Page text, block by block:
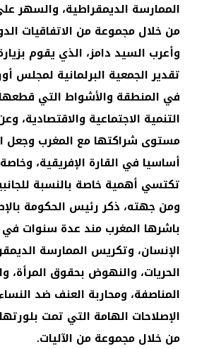
الممارسة الديمقراطية، والسهر
من خلال مجموعة من الاتفاقيات
وأعرب السيد دامز، الذي يقوم
تقدير الجمعية البرلمانية لمجلس
في المنطقة والأشواط التي
التنمية الاجتماعية والاقتصادية،
مستوى شراكتها مع المغرب وجعل
أساسيا في القارة الإفريقية،
تكتسي أهمية خاصة بالنسبة
ومن جهته، ذكر رئيس الحكومة
باشرها المغرب مند عدة سنوات
الإنسان، وتكريس الممارسة
الحريات، والنهوض بحقوق المرأة،
المناصفة، ومحاربة العنف ضد
الإصلاحات الهامة التي تمت
من خلال مجموعة من الآليات.